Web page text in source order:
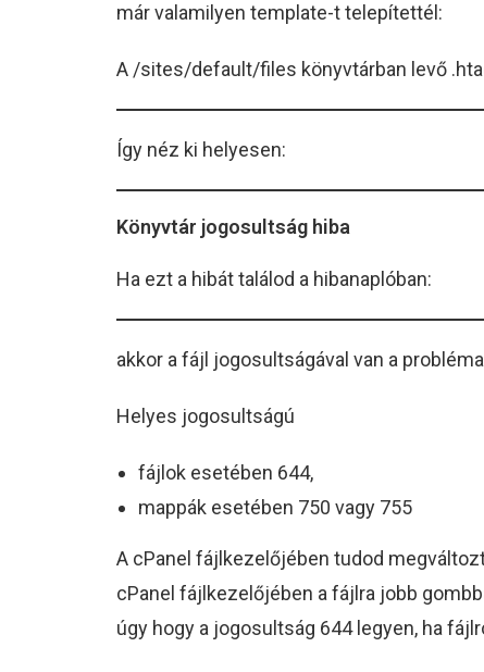
már valamilyen template-t telepítettél:
A /sites/default/files könyvtárban levő
Így néz ki helyesen:
Könyvtár jogosultság hiba
Ha ezt a hibát találod a hibanaplóban:
akkor a fájl jogosultságával van a
Helyes jogosultságú
fájlok esetében 644,
mappák esetében 750 vagy 755
A cPanel fájlkezelőjében tudod
cPanel fájlkezelőjében a fájlra jobb
úgy hogy a jogosultság 644 legyen, ha